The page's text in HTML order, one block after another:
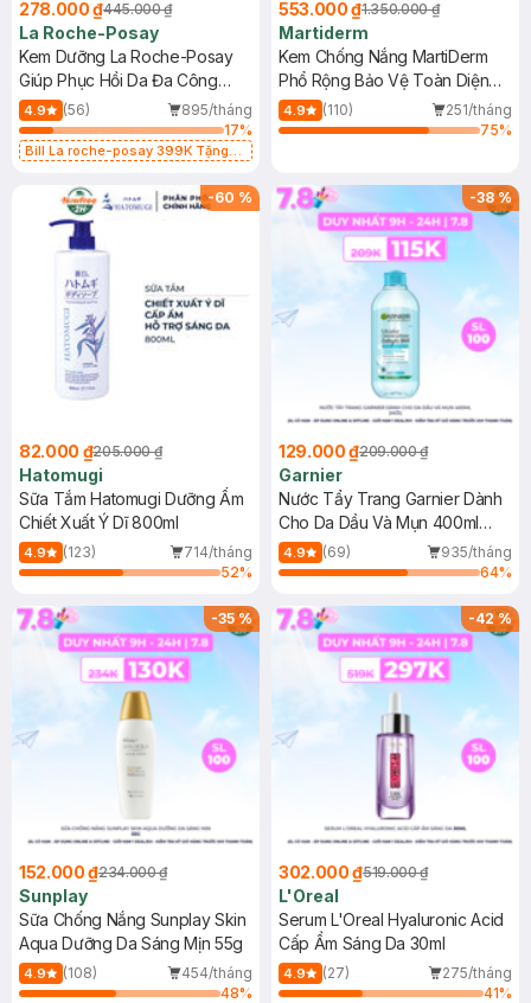
278.000 ₫445.000 ₫
La Roche-Posay
Kem Dưỡng La Roche-Posay
Giúp Phục Hồi Da Đa Công
Dụng 40ml
4.9 (56)
895/tháng
17%
Bill La roche-posay 399K Tặng
(SL có hạn)
553.000 ₫1.350.000 ₫
Martiderm
Kem Chống Nắng MartiDerm
Phổ Rộng Bảo Vệ Toàn Diện
40ml
4.9 (110)
251/tháng
75%
-60 %
82.000 ₫205.000 ₫
Hatomugi
Sữa Tắm Hatomugi Dưỡng Ẩm
Chiết Xuất Ý Dĩ 800ml
4.9 (123)
714/tháng
52%
-38%
129.000 ₫209.000 ₫
Garnier
Nước Tẩy Trang Garnier Dành
Cho Da Dầu Và Mụn 400ml
(Mới)
4.9 (69)
935/tháng
64%
-35%
152.000 ₫234.000 ₫
Sunplay
Sữa Chống Nắng Sunplay Skin
Aqua Dưỡng Da Sáng Mịn 55g
4.9 (108)
454/tháng
48%
-42%
302.000 ₫519.000 ₫
L'Oreal
Serum L'Oreal Hyaluronic Acid
Cấp Ẩm Sáng Da 30ml
4.9 (27)
275/tháng
41%